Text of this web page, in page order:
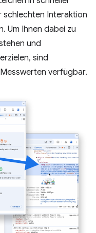
schlechten Interaktion
Um Ihnen dabei zu
und
sind
verfügbar.